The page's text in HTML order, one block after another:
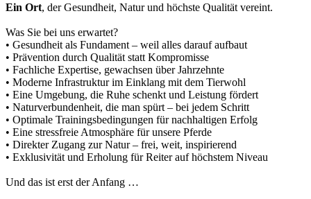
Ein Ort, der Gesundheit, Natur und höchste Qualität vereint.
Was Sie bei uns erwartet?
• Gesundheit als Fundament – weil alles darauf aufbaut
• Prävention durch Qualität statt Kompromisse
• Fachliche Expertise, gewachsen über Jahrzehnte
• Moderne Infrastruktur im Einklang mit dem Tierwohl
• Eine Umgebung, die Ruhe schenkt und Leistung fördert
• Naturverbundenheit, die man spürt – bei jedem Schritt
• Optimale Trainingsbedingungen für nachhaltigen Erfolg
• Eine stressfreie Atmosphäre für unsere Pferde
• Direkter Zugang zur Natur – frei, weit, inspirierend
• Exklusivität und Erholung für Reiter auf höchstem Niveau
Und das ist erst der Anfang …